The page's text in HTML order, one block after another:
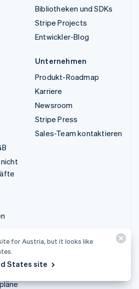
Bibliotheken und SDKs
Stripe Projects
Entwickler-Blog
Unternehmen
Produkt-Roadmap
Karriere
Newsroom
Stripe Press
Sales-Team kontaktieren
for Austria, but it looks like
States site